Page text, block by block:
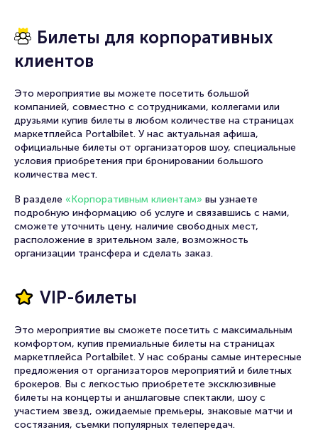
Билеты для корпоративных
клиентов
Это мероприятие вы можете посетить большой
компанией, совместно с сотрудниками, коллегами или
друзьями купив билеты в любом количестве на страницах
маркетплейса Portalbilet. У нас актуальная афиша,
официальные билеты от организаторов шоу, специальные
условия приобретения при бронировании большого
количества мест.
В разделе «Корпоративным клиентам» вы узнаете
подробную информацию об услуге и связавшись с нами,
сможете уточнить цену, наличие свободных мест,
расположение в зрительном зале, возможность
организации трансфера и сделать заказ.
VIP-билеты
Это мероприятие вы сможете посетить с максимальным
комфортом, купив премиальные билеты на страницах
маркетплейса Portalbilet. У нас собраны самые интересные
предложения от организаторов мероприятий и билетных
брокеров. Вы с легкостью приобретете эксклюзивные
билеты на концерты и аншлаговые спектакли, шоу с
участием звезд, ожидаемые премьеры, знаковые матчи и
состязания, съемки популярных телепередач.